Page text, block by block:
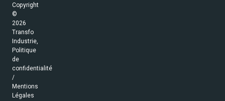
Copyright
©
2026
Transfo
Industrie,
Politique
de
confidentialité
/
Mentions
Légales